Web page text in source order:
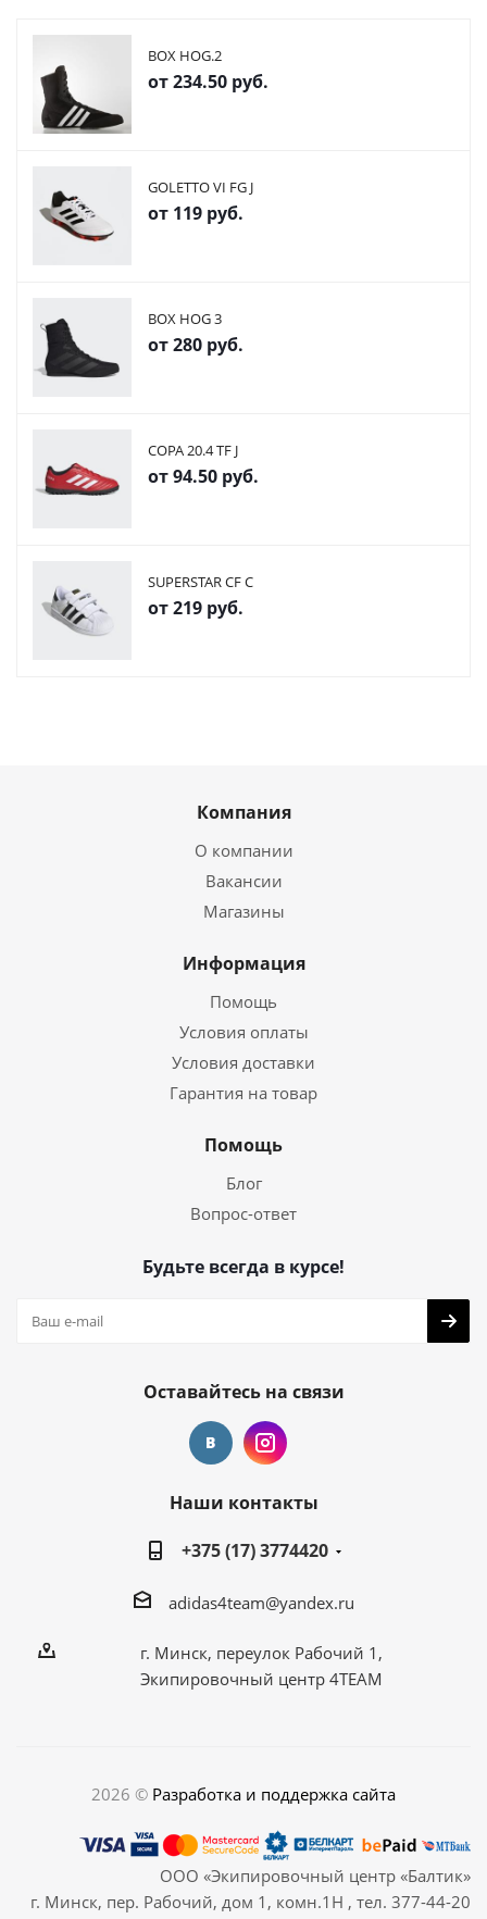
BOX HOG.2
от234.50 руб.
GOLETTO VI FG J
от 119 руб.
BOX HOG 3
от280 руб.
COPA 20.4 TF J
от94.50 руб.
SUPERSTAR CF C
от219 руб.
Компания
О компании
Вакансии
Магазины
Информация
Помощь
Условия оплаты
Условия доставки
Гарантия на товар
Помощь
Блог
Вопрос-ответ
Будьте всегда в курсе!
Оставайтесь на связи
Наши контакты
+375 (17) 3774420
adidas4team@yandex.ru
г. Минск, переулок Рабочий 1,
Экипировочный центр 4TEAM
2026 © Разработка и поддержка сайта
ООО «Экипировочный центр «Балтик»
г. Минск, пер. Рабочий, дом 1, комн.1Н , тел. 377-44-20